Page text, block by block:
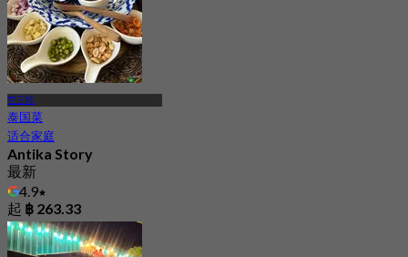
空三哇
泰国菜
适合家庭
Antika Story
最新
4.9
起 ฿ 263.33